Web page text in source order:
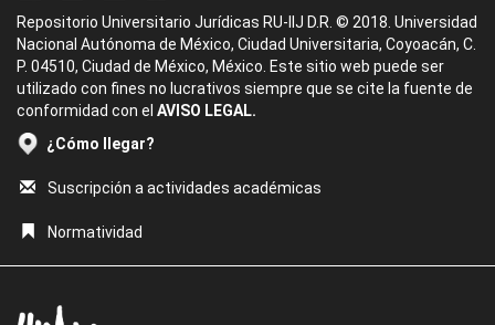
Repositorio Universitario Jurídicas RU-IIJ D.R. © 2018. Universidad
Nacional Autónoma de México, Ciudad Universitaria, Coyoacán, C.
P. 04510, Ciudad de México, México. Este sitio web puede ser
utilizado con fines no lucrativos siempre que se cite la fuente de
conformidad con el AVISO LEGAL.
¿Cómo llegar?
Suscripción a actividades académicas
Normatividad